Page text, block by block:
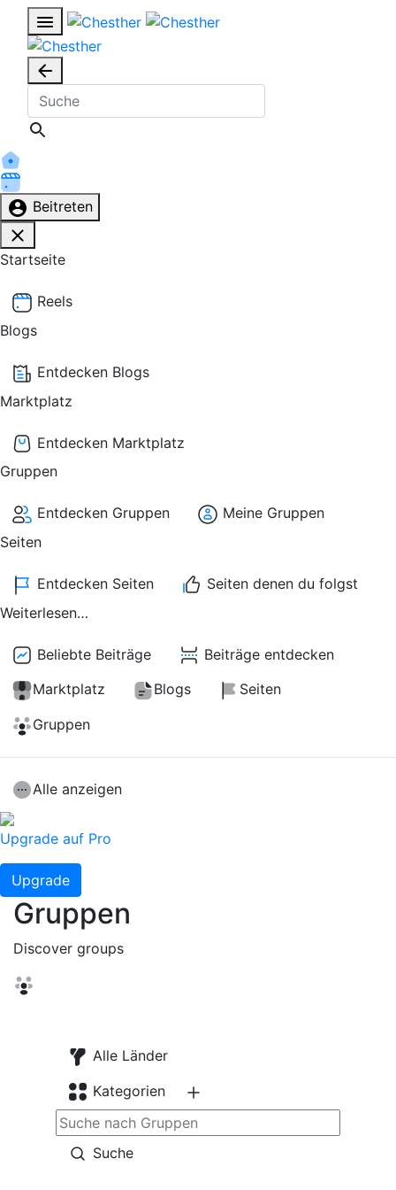
Beitreten
Startseite
Reels
Blogs
Entdecken Blogs
Marktplatz
Entdecken Marktplatz
Gruppen
Entdecken Gruppen
Meine Gruppen
Seiten
Entdecken Seiten
Seiten denen du folgst
Weiterlesen…
Beliebte Beiträge
Beiträge entdecken
Marktplatz
Blogs
Seiten
Gruppen
Alle anzeigen
Upgrade auf Pro
Upgrade
Gruppen
Discover groups
Alle Länder
Kategorien
Suche